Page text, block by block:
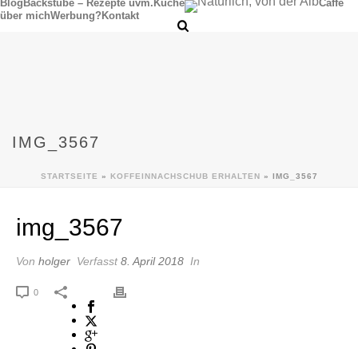
Blog Backstube – Rezepte uvm. Küche
Caffè
über michWerbung? Kontakt
IMG_3567
STARTSEITE » KOFFEINNACHSCHUB ERHALTEN » IMG_3567
img_3567
Von holger Verfasst8. April 2018 In
0